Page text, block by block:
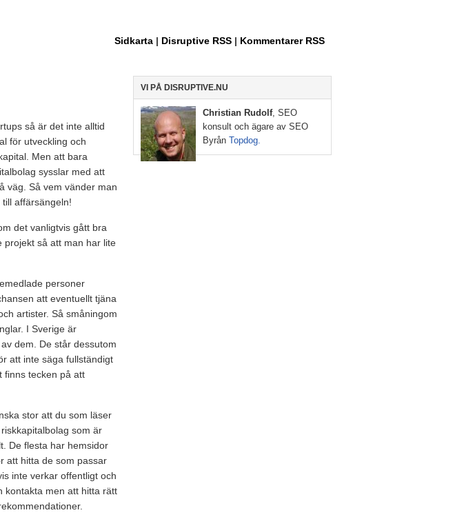
Sidkarta | Disruptive RSS | Kommentarer RSS
så är det inte alltid
för utveckling och
Men att bara
sysslar med att
väg. Så vem vänder man
affärsängeln!
det vanligtvis gått bra
projekt så att man har lite
personer
att eventuellt tjäna
artister. Så småningom
I Sverige är
dem. De står dessutom
att inte säga fullständigt
finns tecken på att
stor att du som läser
som är
De flesta har hemsidor
att hitta de som passar
inte verkar offentligt och
kontakta men att hitta rätt
VI PÅ DISRUPTIVE.NU
Christian Rudolf, SEO
konsult och ägare av SEO
Byrån Topdog.